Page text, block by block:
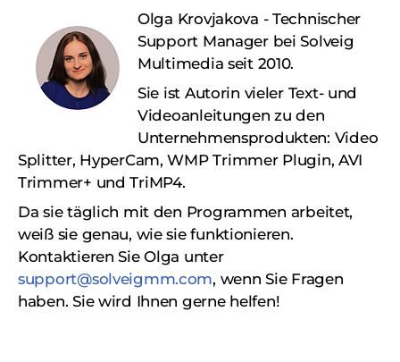
Olga Krovjakova - Technischer
Support Manager bei Solveig
Multimedia seit 2010.
Sie ist Autorin vieler Text- und
Videoanleitungen zu den
Unternehmensprodukten: Video
Splitter, HyperCam, WMP Trimmer Plugin, AVI
Trimmer+ und TriMP4.
Da sie täglich mit den Programmen arbeitet,
weiß sie genau, wie sie funktionieren.
Kontaktieren Sie Olga unter
support@solveigmm.com, wenn Sie Fragen
haben. Sie wird Ihnen gerne helfen!